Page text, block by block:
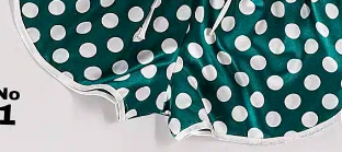
Click to enlarge